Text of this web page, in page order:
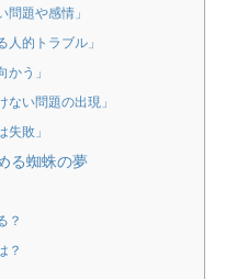
題や感情」
的トラブル」
う」
い問題の出現」
敗」
る蜘蛛の夢
？
？